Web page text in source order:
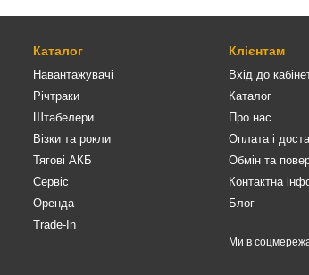
Каталог
Навантажувачі
Річтраки
Штабелери
Візки та рокли
Тягові АКБ
Сервіс
Оренда
Trade-In
Клієнтам
Вхід до
Каталог
Про нас
Оплата і
Обмін та
Контактна
Блог
Ми в